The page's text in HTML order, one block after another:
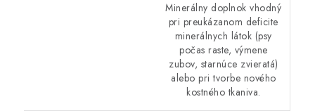
Minerálny doplnok vhodný
pri preukázanom deficite
minerálnych látok (psy
počas raste, výmene
zubov, starnúce zvieratá)
alebo pri tvorbe nového
kostného tkaniva.